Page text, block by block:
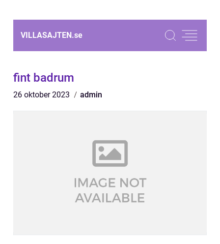
VILLASAJTEN.se
fint badrum
26 oktober 2023 admin